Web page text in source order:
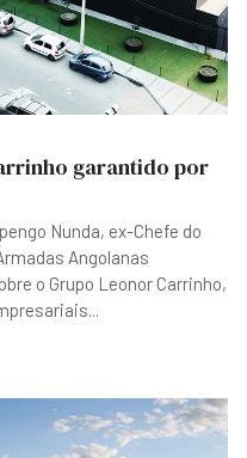
garantido por
Nunda, ex-Chefe do
Angolanas
o Grupo Leonor Carrinho,